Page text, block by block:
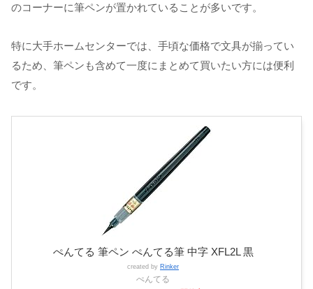
のコーナーに筆ペンが置かれていることが多いです。
特に大手ホームセンターでは、手頃な価格で文具が揃ってい
るため、筆ペンも含めて一度にまとめて買いたい方には便利
です。
ぺんてる 筆ペン ぺんてる筆 中字 XFL2L 黒
created by Rinker
ぺんてる